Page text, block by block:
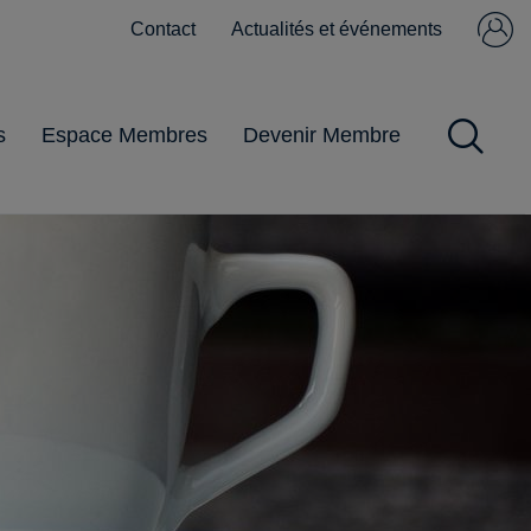
Contact Actualités et événements
Espace Membres
Obligations
Pratiques
Impôts et Taxes
Gestion du
Pandémie
Devenir Membre